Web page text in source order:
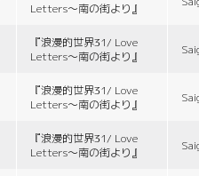
Letters〜南の街より』
『浪漫的世界31/ Love
Letters〜南の街より』
『浪漫的世界31/ Love
Letters〜南の街より』
『浪漫的世界31/ Love
Letters〜南の街より』